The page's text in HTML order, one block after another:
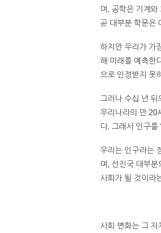
며, 공학은 기계
곧 대부분 학문은
하지만 우리가 가
해 미래를 예측한
으로 인정받지 못
그러나 수십 년 뒤
우리나라의 만 20
다. 그래서 인구를
우리는 인구라는
며, 선진국 대부
사회가 될 것이라
사회 변화는 그 자